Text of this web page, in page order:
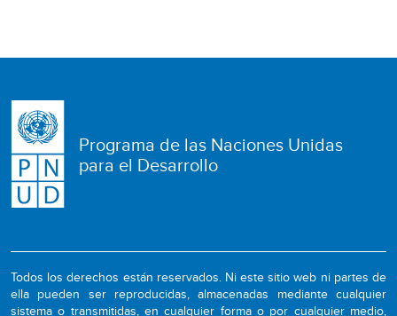
Programa de las Naciones Unidas
para el Desarrollo
Todos los derechos están reservados. Ni este sitio web ni partes de
ella pueden ser reproducidas, almacenadas mediante cualquier
sistema o transmitidas, en cualquier forma o por cualquier medio,